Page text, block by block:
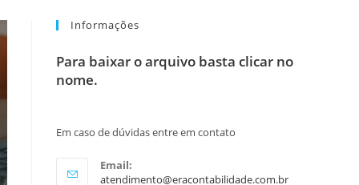
Informações
Para baixar o arquivo basta clicar no
nome.
Em caso de dúvidas entre em contato
Email:
atendimento@eracontabilidade.com.br